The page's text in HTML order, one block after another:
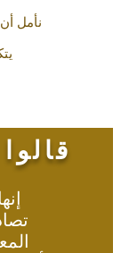
نأمل